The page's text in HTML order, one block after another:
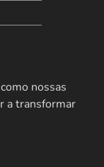
nossas
a transformar